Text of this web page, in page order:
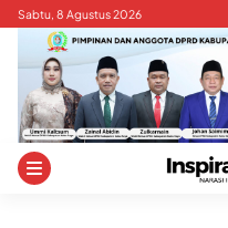
Skip
content
Sabtu, 8 Agustus 2026